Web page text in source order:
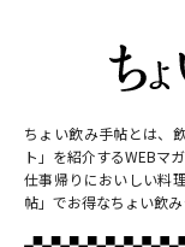
ちょい飲み手帖とは、
ト」を紹介するWEBマガ
仕事帰りにおいしい料
帖」でお得なちょい飲